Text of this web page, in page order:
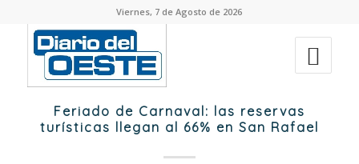
Viernes, 7 de Agosto de 2026
Feriado de Carnaval: las reservas
turísticas llegan al 66% en San Rafael